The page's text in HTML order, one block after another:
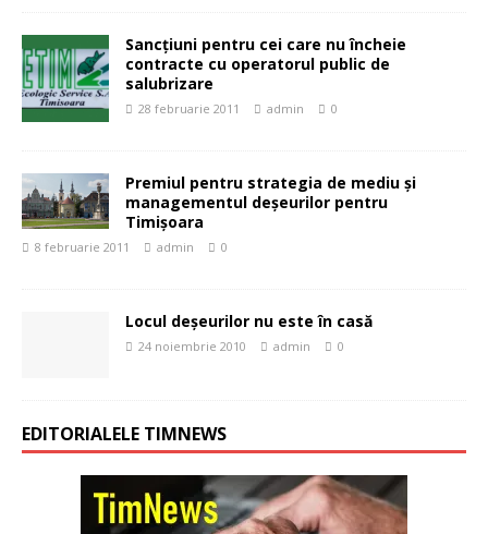
Sancţiuni pentru cei care nu încheie
contracte cu operatorul public de
salubrizare
28 februarie 2011 admin 0
Premiul pentru strategia de mediu şi
managementul deşeurilor pentru
Timişoara
8 februarie 2011 admin 0
Locul deşeurilor nu este în casă
24 noiembrie 2010 admin 0
EDITORIALELE TIMNEWS